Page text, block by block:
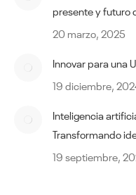
presente y futuro
20 marzo, 2025
Innovar para una
19 diciembre,
Inteligencia
Transformando
19 septiembre,